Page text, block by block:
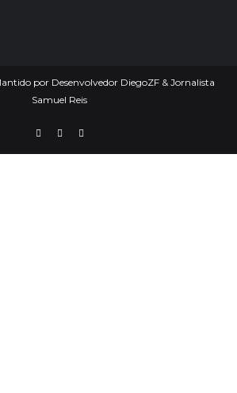
por Desenvolvedor DiegoZF & Jornalista
Samuel Reis